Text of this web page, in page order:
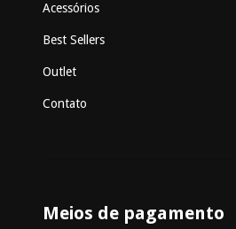
Acessórios
Best Sellers
Outlet
Contato
Meios de pagamento